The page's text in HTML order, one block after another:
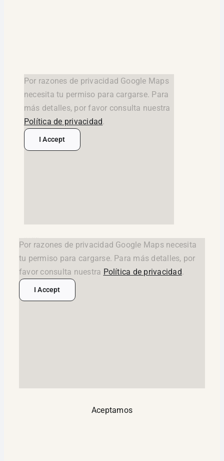
Por razones de privacidad Google Maps
necesita tu permiso para cargarse. Para
más detalles, por favor consulta nuestra
Política de privacidad.
I Accept
Por razones de privacidad Google Maps necesita
tu permiso para cargarse. Para más detalles, por
favor consulta nuestra Política de privacidad.
I Accept
Aceptamos